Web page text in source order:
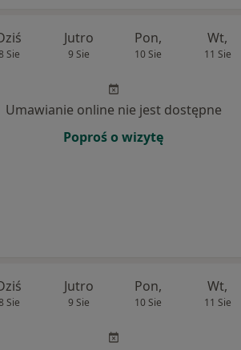
Sie
Jutro
9 Sie
Pon,
10 Sie
Wt,
11 Sie
Umawianie online nie jest dostępne
Poproś o wizytę
Sie
Jutro
9 Sie
Pon,
10 Sie
Wt,
11 Sie